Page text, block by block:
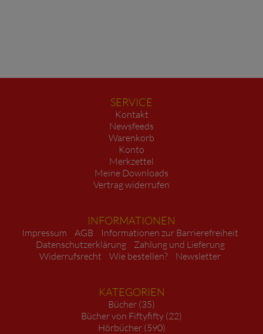
SERVICE
Kontakt
Newsfeeds
Warenkorb
Konto
Merkzettel
Meine Downloads
Vertrag widerrufen
INFORMATIONEN
Impressum AGB
Informationen zur Barrierefreiheit
Datenschutzerklärung
Zahlung und Lieferung
Widerrufsrecht
Wie bestellen? Newsletter
KATEGORIEN
Bücher (35)
Bücher von Fiftyfifty (22)
Hörbücher (590)